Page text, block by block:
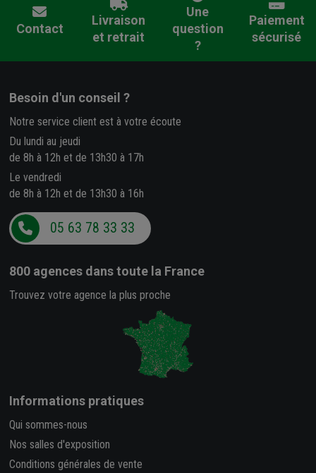
Contact
Livraison
et retrait
Une
question
?
Paiement
sécurisé
Besoin d'un conseil ?
Notre service client est à votre écoute
Du lundi au jeudi
de 8h à 12h et de 13h30 à 17h
Le vendredi
de 8h à 12h et de 13h30 à 16h
05 63 78 33 33
800 agences dans toute la France
Trouvez votre agence la plus proche
Informations pratiques
Qui sommes-nous
Nos salles d'exposition
Conditions générales de vente